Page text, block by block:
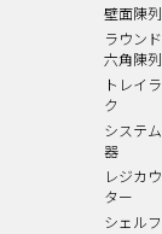
壁面陳
ラウンド
六角陳
トレイ
ク
システ
器
レジカ
ター
シェル